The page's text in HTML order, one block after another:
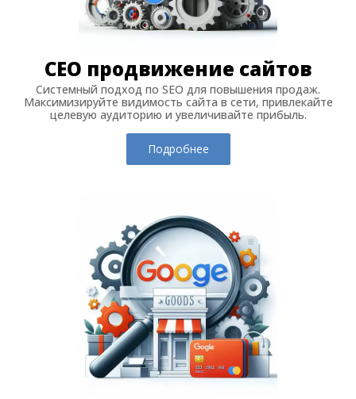
СЕО продвижение сайтов
Системный подход по SEO для повышения продаж.
Максимизируйте видимость сайта в сети, привлекайте
целевую аудиторию и увеличивайте прибыль.
Подробнее